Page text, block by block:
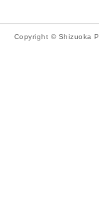
Copyright © Shizuoka